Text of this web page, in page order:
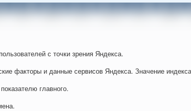
с точки зрения Яндекса.
факторы и данные сервисов Яндекса. Значение
главного.